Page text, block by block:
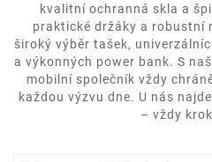
kvalitní ochranná skla a
praktické držáky a robustní
široký výběr tašek,
a výkonných power bank. S
mobilní společník vždy
každou výzvu dne. U nás
– vždy